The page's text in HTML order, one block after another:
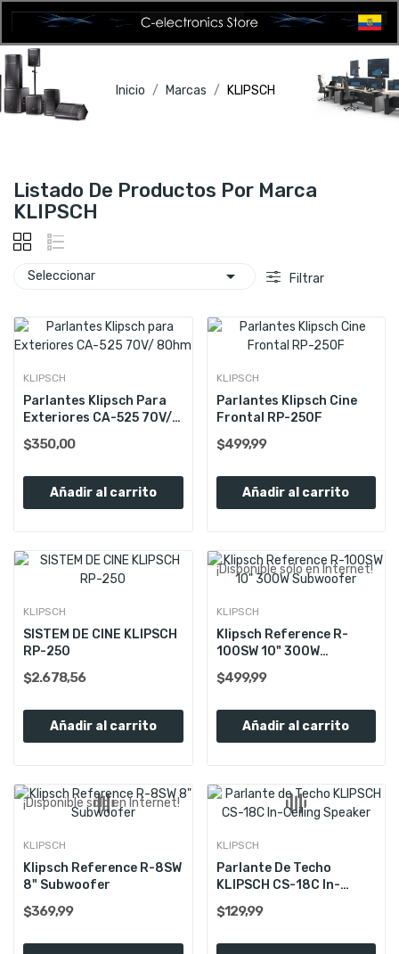
Inicio Marcas KLIPSCH
Listado De Productos Por Marca
KLIPSCH
Seleccionar  Filtrar
KLIPSCH
Parlantes Klipsch Para
Exteriores CA-525 70V/
$350,00
Añadir al carrito
KLIPSCH
Parlantes Klipsch Cine
Frontal RP-250F
$499,99
Añadir al carrito
KLIPSCH
SISTEM DE CINE KLIPSCH
RP-250
$2.678,56
Añadir al carrito
¡Disponible sólo en Internet!
KLIPSCH
Klipsch Reference R-
100SW 10" 300W
$499,99
Añadir al carrito
¡Disponible sólo en Internet!
KLIPSCH
Klipsch Reference R-8SW
8" Subwoofer
$369,99
KLIPSCH
Parlante De Techo
KLIPSCH CS-18C In-
$129,99